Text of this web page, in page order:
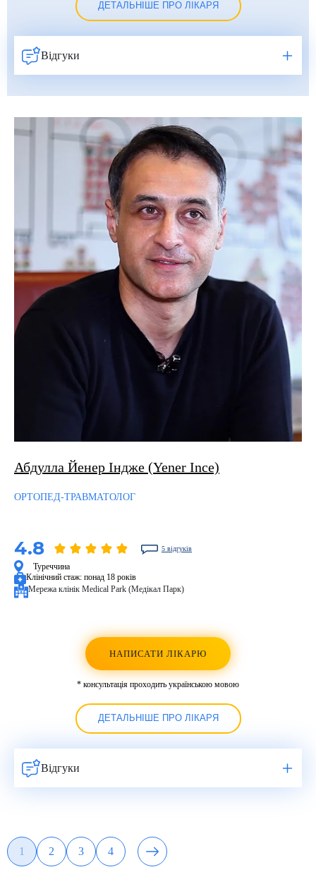
ДЕТАЛЬНІШЕ ПРО ЛІКАРЯ
Відгуки
Абдулла Йенер Індже (Yener Ince)
ОРТОПЕД-ТРАВМАТОЛОГ
4.8 5 відгуків
Туреччина
Клінічний стаж: понад 18 років
Мережа клінік Medical Park (Медікал Парк)
НАПИСАТИ ЛІКАРЮ
* консультація проходить українською мовою
ДЕТАЛЬНІШЕ ПРО ЛІКАРЯ
Відгуки
Навигация
по Page
1
Page
2
Page
3
Page
4